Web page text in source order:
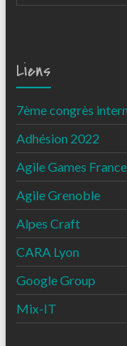
Liens
7ème congrès
Adhésion 2022
Agile Games France
Agile Grenoble
Alpes Craft
CARA Lyon
Google Group
Mix-IT